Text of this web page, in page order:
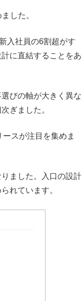
した。
入社員の6割超がす
計に直結することをあ
びの軸が大きく異な
ぎました。
ースが注目を集めま
ました。入口の設計
れています。